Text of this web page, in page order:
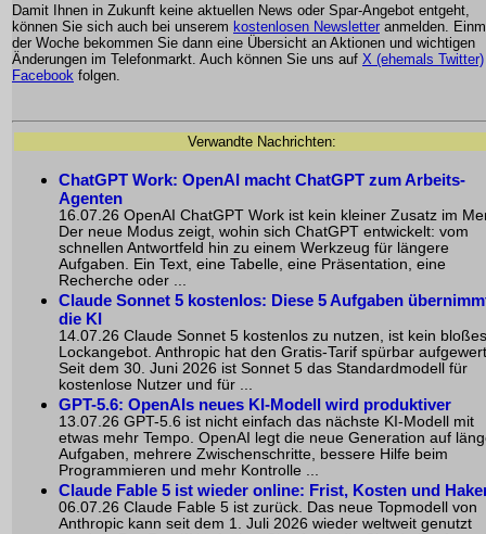
Damit Ihnen in Zukunft keine aktuellen News oder Spar-Angebot entgeht,
können Sie sich auch bei unserem kostenlosen Newsletter anmelden.
der Woche bekommen Sie dann eine Übersicht an Aktionen und wichtigen
Änderungen im Telefonmarkt. Auch können Sie uns auf X (ehemals Twitter)
Facebook folgen.
Verwandte Nachrichten:
ChatGPT Work: OpenAI macht ChatGPT zum Arbeits-
Agenten
16.07.26 OpenAI ChatGPT Work ist kein kleiner Zusatz im
Der neue Modus zeigt, wohin sich ChatGPT entwickelt: vom
schnellen Antwortfeld hin zu einem Werkzeug für längere
Aufgaben. Ein Text, eine Tabelle, eine Präsentation, eine
Recherche oder ...
Claude Sonnet 5 kostenlos: Diese 5 Aufgaben
die KI
14.07.26 Claude Sonnet 5 kostenlos zu nutzen, ist kein bloßes
Lockangebot. Anthropic hat den Gratis-Tarif spürbar
Seit dem 30. Juni 2026 ist Sonnet 5 das Standardmodell für
kostenlose Nutzer und für ...
GPT-5.6: OpenAIs neues KI-Modell wird produktiver
13.07.26 GPT-5.6 ist nicht einfach das nächste KI-Modell mit
etwas mehr Tempo. OpenAI legt die neue Generation auf
Aufgaben, mehrere Zwischenschritte, bessere Hilfe beim
Programmieren und mehr Kontrolle ...
Claude Fable 5 ist wieder online: Frist, Kosten und
06.07.26 Claude Fable 5 ist zurück. Das neue Topmodell von
Anthropic kann seit dem 1. Juli 2026 wieder weltweit genutzt